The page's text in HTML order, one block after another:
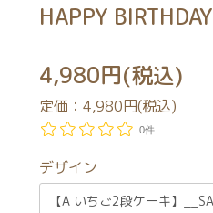
HAPPY BIRTHDAY
4,980円(税込)
定価： 4,980円(税込)
0件
デザイン